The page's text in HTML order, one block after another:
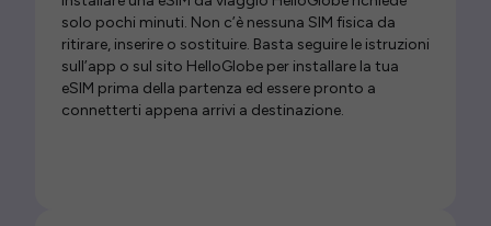
solo pochi minuti. Non c’è nessuna SIM fisica da
ritirare, inserire o sostituire. Basta seguire le istruzioni
sull’app o sul sito HelloGlobe per installare la tua
eSIM prima della partenza ed essere pronto a
connetterti appena arrivi a destinazione.